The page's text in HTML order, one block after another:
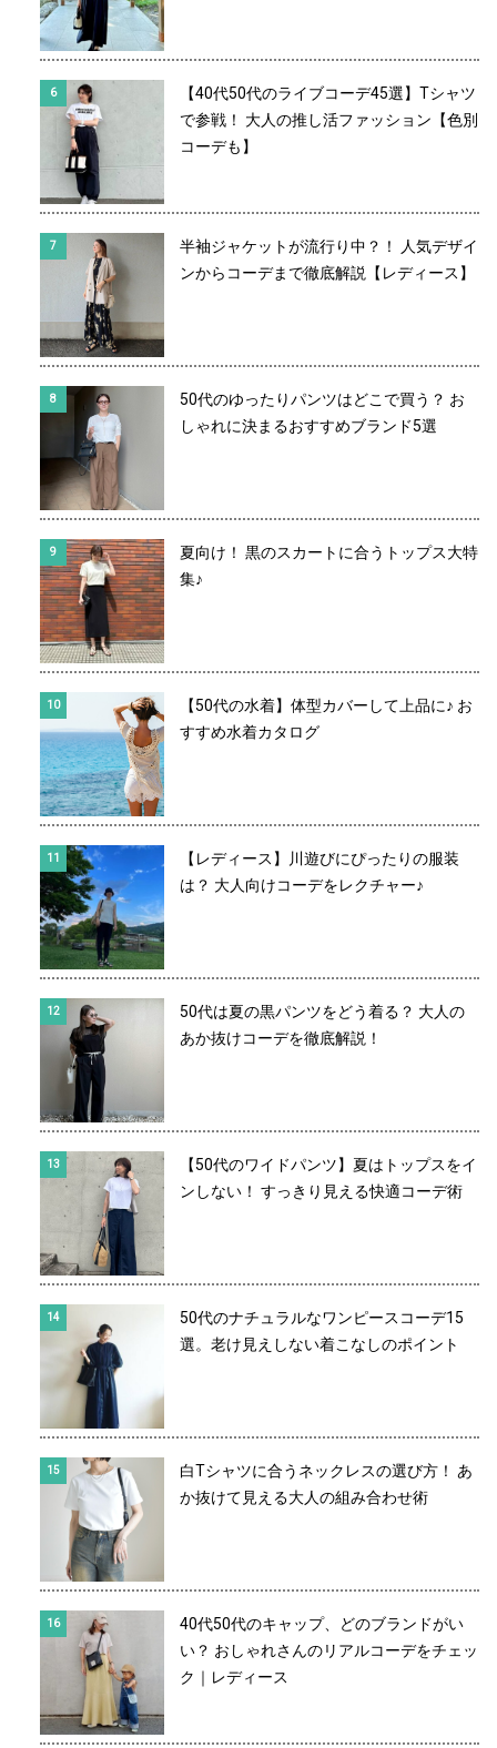
【40代50代のライブコーデ45選】Tシャツ
で参戦！ 大人の推し活ファッション【色別
コーデも】
半袖ジャケットが流行り中？！ 人気デザイ
ンからコーデまで徹底解説【レディース】
50代のゆったりパンツはどこで買う？ お
しゃれに決まるおすすめブランド5選
夏向け！ 黒のスカートに合うトップス大特
集♪
【50代の水着】体型カバーして上品に♪ お
すすめ水着カタログ
【レディース】川遊びにぴったりの服装
は？ 大人向けコーデをレクチャー♪
50代は夏の黒パンツをどう着る？ 大人の
あか抜けコーデを徹底解説！
【50代のワイドパンツ】夏はトップスをイ
ンしない！ すっきり見える快適コーデ術
50代のナチュラルなワンピースコーデ15
選。老け見えしない着こなしのポイント
白Tシャツに合うネックレスの選び方！ あ
か抜けて見える大人の組み合わせ術
40代50代のキャップ、どのブランドがい
い？ おしゃれさんのリアルコーデをチェッ
ク｜レディース